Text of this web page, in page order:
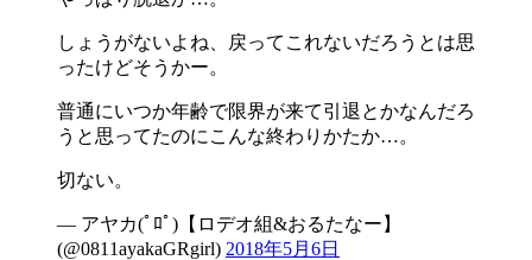
しょうがないよね、戻ってこれないだろうとは思
ったけどそうかー。
普通にいつか年齢で限界が来て引退とかなんだろ
うと思ってたのにこんな終わりかたか…。
切ない。
— アヤカ(ﾟﾛﾟ)【ロデオ組&おるたなー】
(@0811ayakaGRgirl) 2018年5月6日